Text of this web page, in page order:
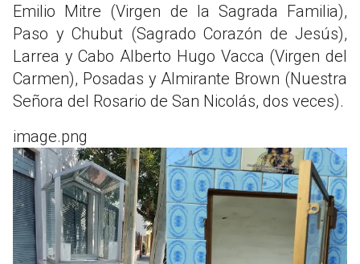
Emilio Mitre (Virgen de la Sagrada Familia),
Paso y Chubut (Sagrado Corazón de Jesús),
Larrea y Cabo Alberto Hugo Vacca (Virgen del
Carmen), Posadas y Almirante Brown (Nuestra
Señora del Rosario de San Nicolás, dos veces).
image.png